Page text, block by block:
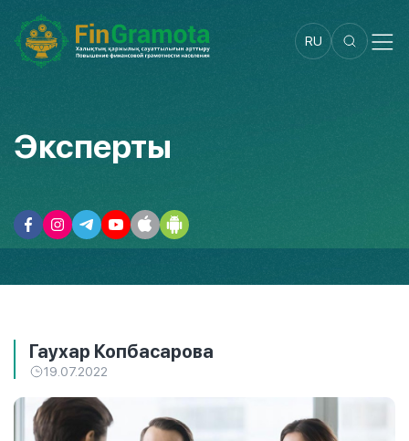
RU
Эксперты
Гаухар Копбасарова
19.07.2022